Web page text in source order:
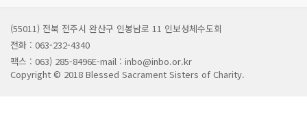
(55011) 전북 전주시 완산구 인봉남로 11 인보성체수도회
전화 : 063-232-4340
팩스 : 063) 285-8496E-mail : inbo@inbo.or.kr
Copyright © 2018 Blessed Sacrament Sisters of Charity.